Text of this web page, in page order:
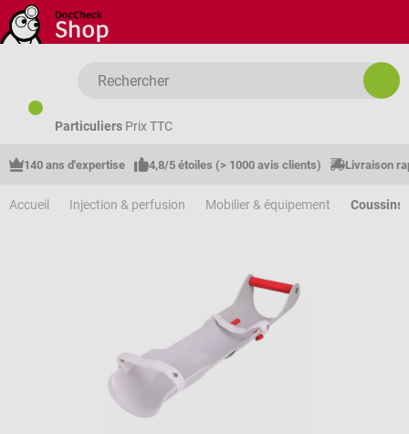
Passer au contenu principal
Particuliers Prix TTC
140 ans d'expertise 4,8/5 étoiles (> 1000 avis clients) Livraison
Accueil Injection & perfusion Mobilier & équipement Coussins